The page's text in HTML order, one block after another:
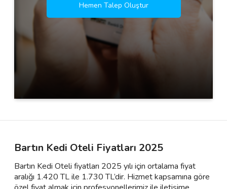
Hemen Talep Oluştur
Bartın Kedi Oteli Fiyatları 2025
Bartın Kedi Oteli fiyatları 2025 yılı için ortalama fiyat
aralığı 1.420 TL ile 1.730 TL’dir. Hizmet kapsamına göre